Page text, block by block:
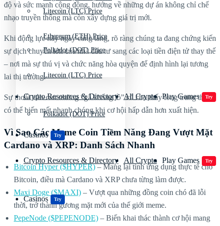
Litecoin (LTC) Price
Polkadot (DOT) Price
Crypto Resources & Directory All Crypto Play Games Try
Casinos Try
Ethereum (ETH) Price
Litecoin (LTC) Price
Polkadot (DOT) Price
Crypto Resources & Directory All Crypto Play Games Try
Casinos Try
độ và sức mạnh cộng đồng, hướng về những dự án không chỉ chế
nhạo truyền thống mà còn xây dựng giá trị mới.
Khi động lực này ngày càng tăng, rõ ràng chúng ta đang chứng kiến
sự dịch chuyển lớn của nhà đầu tư sang các loại tiền điện tử thay thế
– nơi mà sự thú vị và chức năng hòa quyện để định hình lại tương
lai thị trường.
Sự thoái trào của những “gã khổng lồ” cũ cho thấy lòng trung thành
có thể biến mất nhanh chóng khi cơ hội hấp dẫn hơn xuất hiện.
Vì Sao Các Meme Coin Tiềm Năng Đang Vượt Mặt
Cardano và XRP: Danh Sách Nhanh
Bitcoin Hyper ($HYPER)– Mang lại tính ứng dụng thực tế cho
Bitcoin, điều mà Cardano và XRP chưa từng làm được.
Maxi Doge ($MAXI) – Vượt qua những đồng coin chó đã lỗi
thời, trở thành gương mặt mới của thế giới meme.
PepeNode ($PEPENODE) – Biến khai thác thành cơ hội mang